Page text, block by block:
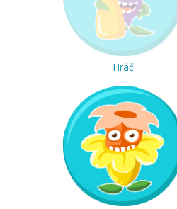
Hráč